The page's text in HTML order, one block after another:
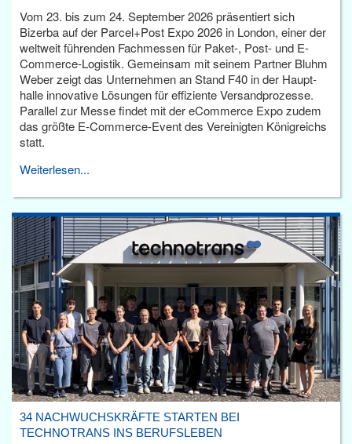
Vom 23. bis zum 24. September 2026 präsentiert sich
Bizerba auf der Parcel+Post Expo 2026 in London, einer der
weltweit führenden Fachmessen für Paket-, Post- und E-
Commerce-Logistik. Gemeinsam mit seinem Partner Bluhm
Weber zeigt das Unternehmen an Stand F40 in der Haupt­
halle innovative Lösungen für effiziente Versandprozesse.
Parallel zur Messe findet mit der eCommerce Expo zudem
das größte E-Commerce-Event des Vereinigten Königreichs
statt.
Weiterlesen...
34 NACHWUCHSKRÄFTE STARTEN BEI
TECHNOTRANS INS BERUFSLEBEN